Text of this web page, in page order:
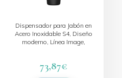
Dispensador para Jabón en
Acero Inoxidable S4, Diseño
moderno, Línea Image,
73,87€